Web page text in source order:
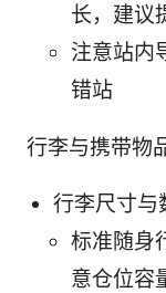
长，建议
注意站内
错站
行李与携带物
行李尺寸与
标准随身
意仓位容